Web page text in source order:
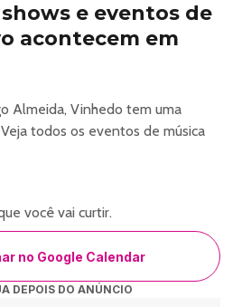
e eventos de
acontecem em
Almeida, Vinhedo tem uma
todos os eventos de música
você vai curtir.
no Google Calendar
DEPOIS DO ANÚNCIO